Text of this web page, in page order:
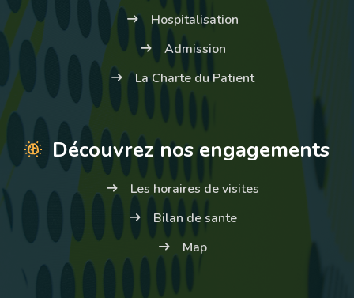
Hospitalisation
Admission
La Charte du Patient
Découvrez nos engagements
Les horaires de visites
Bilan de sante
Map